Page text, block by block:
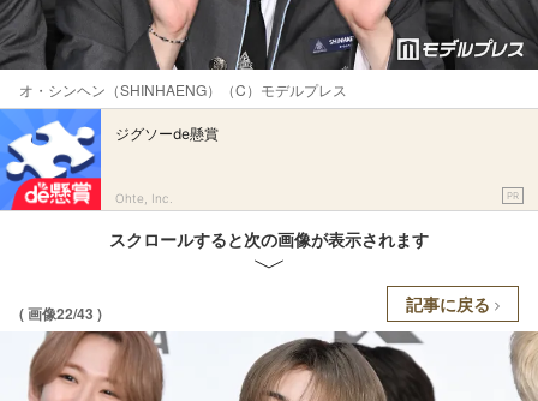
オ・シンヘン（SHINHAENG）（C）モデルプレス
ジグソーde懸賞
Ohte, Inc. PR
スクロールすると次の画像が表示されます
( 画像22/43 ) 記事に戻る